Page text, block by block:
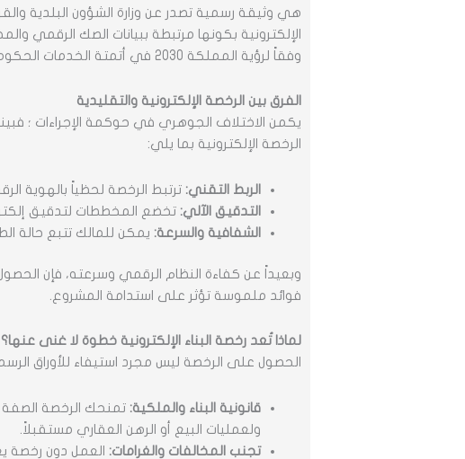
هي وثيقة رسمية تصدر عن وزارة الشؤون البلدية
الإلكترونية بكونها مرتبطة ببيانات الصك الرقمي
وفقاً لرؤية المملكة 2030 في أتمتة الخدمات الحكومية.
الفرق بين الرخصة الإلكترونية والتقليدية
يكمن الاختلاف الجوهري في حوكمة الإجراءات ؛
الرخصة الإلكترونية بما يلي:
الربط التقني: ترتبط الرخصة لحظياً بالهوية
التدقيق الآلي: تخضع المخططات لتدقيق
الشفافية والسرعة: يمكن للمالك تتبع حالة
وبعيداً عن كفاءة النظام الرقمي وسرعته، فإن
فوائد ملموسة تؤثر على استدامة المشروع.
لماذا تُعد رخصة البناء الإلكترونية خطوة لا غنى عنها؟
الحصول على الرخصة ليس مجرد استيفاء للأوراق
قانونية البناء والملكية: تمنحك الرخصة الصفة
ولعمليات البيع أو الرهن العقاري مستقبلاً.
تجنب المخالفات والغرامات: العمل دون رخصة